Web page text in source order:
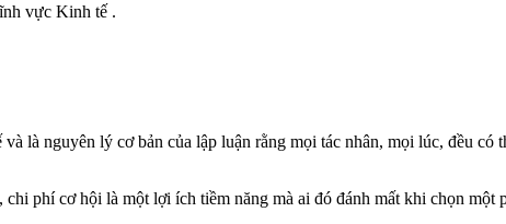
vực Kinh tế .
là nguyên lý cơ bản của lập luận rằng mọi tác nhân, mọi lúc, đều
phí cơ hội là một lợi ích tiềm năng mà ai đó đánh mất khi chọn một